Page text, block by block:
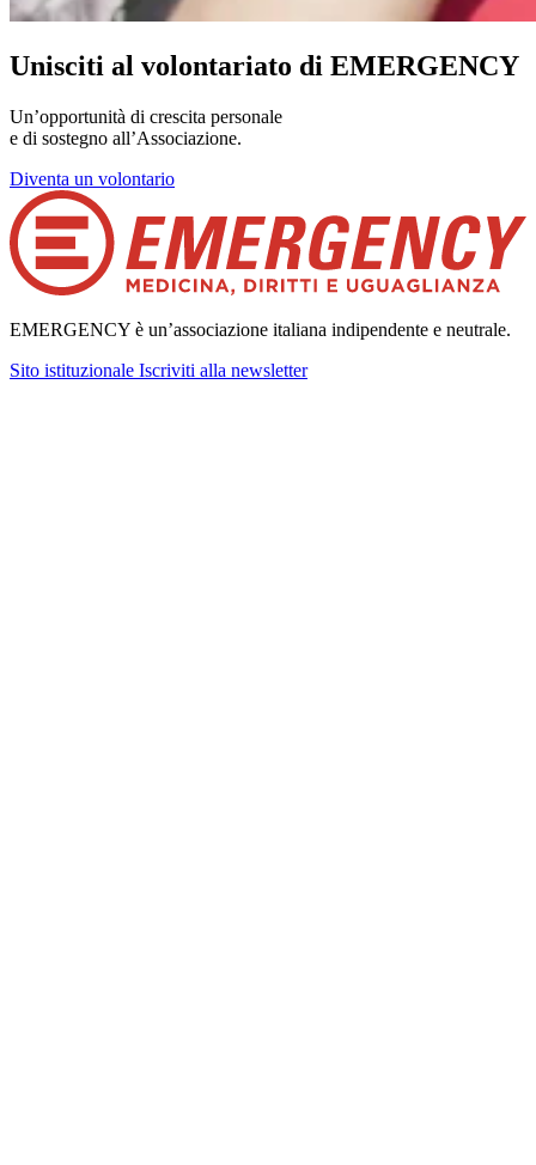
Unisciti al volontariato di EMERGENCY
Un’opportunità di crescita personale
e di sostegno all’Associazione.
Diventa un volontario
EMERGENCY è un’associazione italiana indipendente e neutrale.
Sito istituzionale Iscriviti alla newsletter